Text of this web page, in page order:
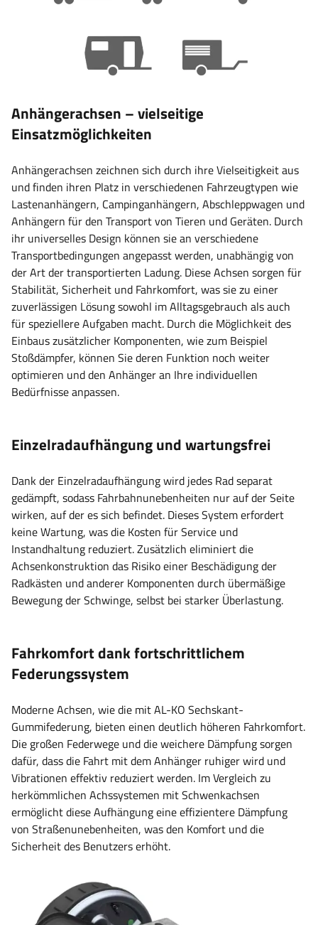
Anhängerachsen – vielseitige
Einsatzmöglichkeiten
Anhängerachsen zeichnen sich durch ihre Vielseitigkeit aus
und finden ihren Platz in verschiedenen Fahrzeugtypen wie
Lastenanhängern, Campinganhängern, Abschleppwagen und
Anhängern für den Transport von Tieren und Geräten. Durch
ihr universelles Design können sie an verschiedene
Transportbedingungen angepasst werden, unabhängig von
der Art der transportierten Ladung. Diese Achsen sorgen für
Stabilität, Sicherheit und Fahrkomfort, was sie zu einer
zuverlässigen Lösung sowohl im Alltagsgebrauch als auch
für speziellere Aufgaben macht. Durch die Möglichkeit des
Einbaus zusätzlicher Komponenten, wie zum Beispiel
Stoßdämpfer, können Sie deren Funktion noch weiter
optimieren und den Anhänger an Ihre individuellen
Bedürfnisse anpassen.
Einzelradaufhängung und wartungsfrei
Dank der Einzelradaufhängung wird jedes Rad separat
gedämpft, sodass Fahrbahnunebenheiten nur auf der Seite
wirken, auf der es sich befindet. Dieses System erfordert
keine Wartung, was die Kosten für Service und
Instandhaltung reduziert. Zusätzlich eliminiert die
Achsenkonstruktion das Risiko einer Beschädigung der
Radkästen und anderer Komponenten durch übermäßige
Bewegung der Schwinge, selbst bei starker Überlastung.
Fahrkomfort dank fortschrittlichem
Federungssystem
Moderne Achsen, wie die mit AL-KO Sechskant-
Gummifederung, bieten einen deutlich höheren Fahrkomfort.
Die großen Federwege und die weichere Dämpfung sorgen
dafür, dass die Fahrt mit dem Anhänger ruhiger wird und
Vibrationen effektiv reduziert werden. Im Vergleich zu
herkömmlichen Achssystemen mit Schwenkachsen
ermöglicht diese Aufhängung eine effizientere Dämpfung
von Straßenunebenheiten, was den Komfort und die
Sicherheit des Benutzers erhöht.